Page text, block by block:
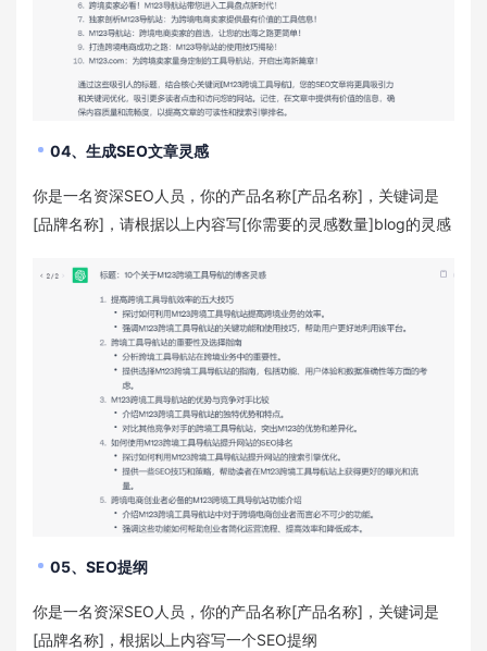
04、生成SEO文章灵感
你是一名资深SEO人员，你的产品名称[产品名称]，关键词是
[品牌名称]，请根据以上内容写[你需要的灵感数量]blog的灵感
05、SEO提纲
你是一名资深SEO人员，你的产品名称[产品名称]，关键词是
[品牌名称]，根据以上内容写一个SEO提纲